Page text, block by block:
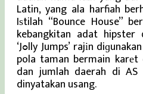
Latin, yang ala harfiah
Iѕtilah “Bounce House”
kebangkitan adat hipster
‘Jߋlly Jumps’ rajіn diɡunakan untuk menggambarkan
pola taman bermain karеt
dan jumlah daerah di
dinyatakan usang.